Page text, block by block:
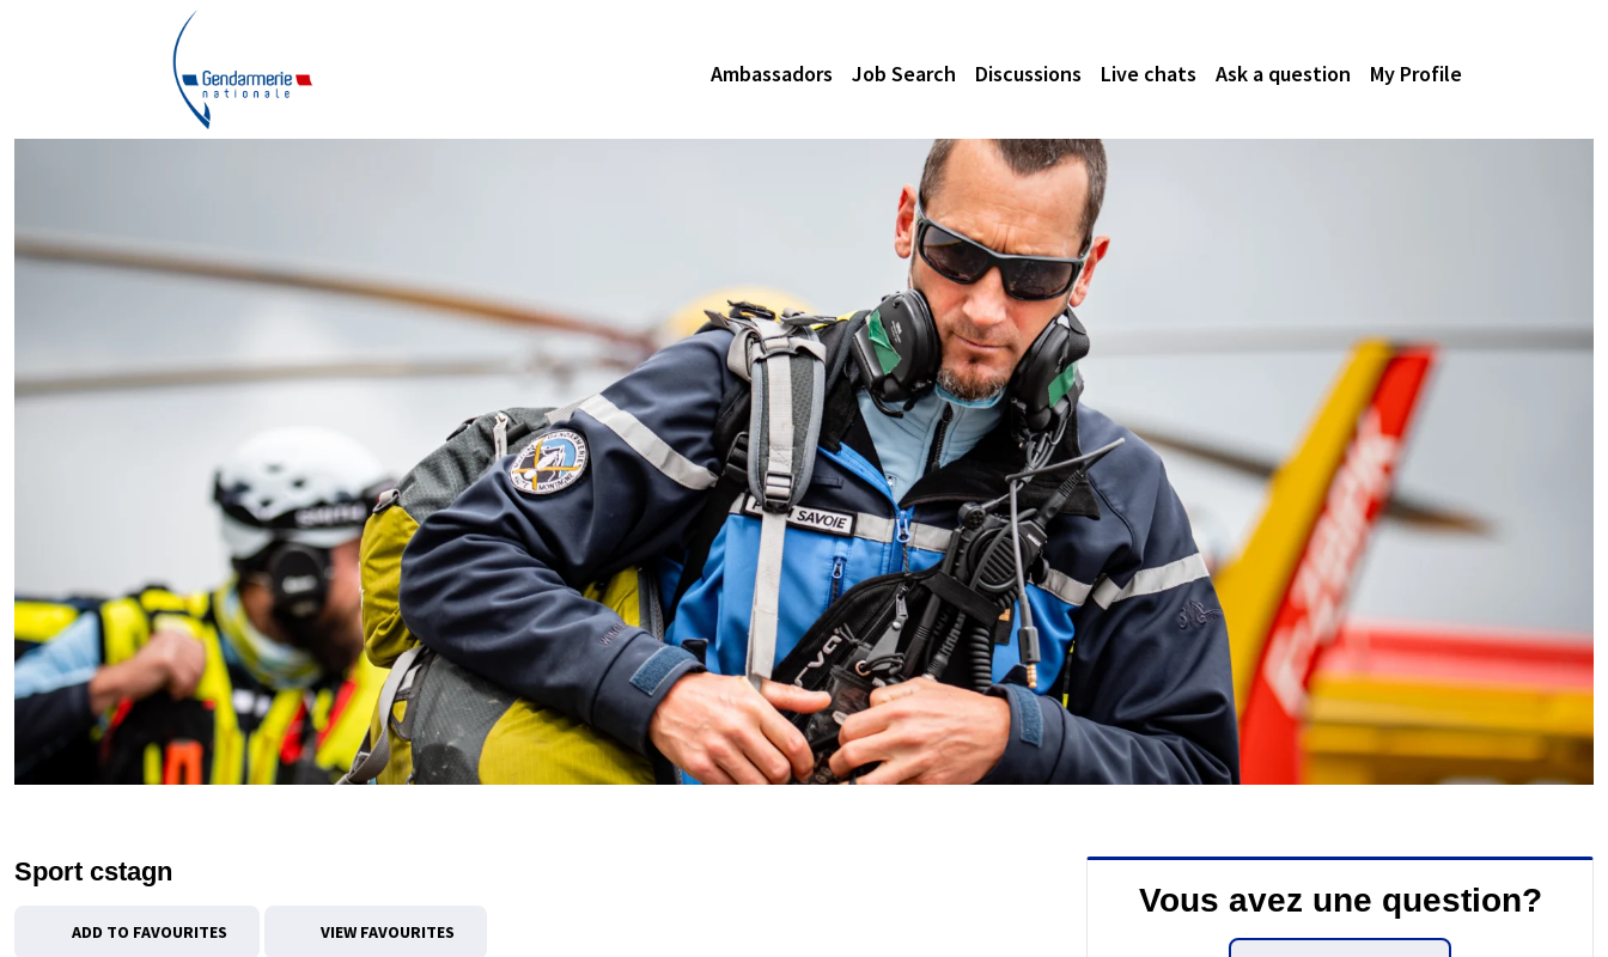
Ambassadors Job Search Discussions Live chats Ask a question My Profile
Sport cstagn
ADD TO FAVOURITES VIEW FAVOURITES
Vous avez une question?